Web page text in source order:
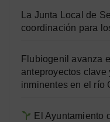
La Junta Local de
coordinación para
Flubiogenil avanza
anteproyectos clave
inminentes en el río
El Ayuntamiento